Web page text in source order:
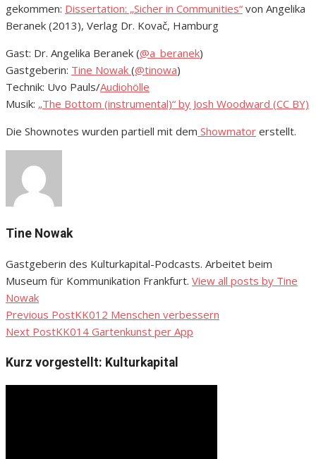
gekommen: Dissertation: „Sicher in Communities“ von Angelika
Beranek (2013), Verlag Dr. Kovač, Hamburg
Gast: Dr. Angelika Beranek (@a_beranek)
Gastgeberin: Tine Nowak (@tinowa)
Technik: Uvo Pauls/Audiohölle
Musik: „The Bottom (instrumental)“ by Josh Woodward (CC BY)
Die Shownotes wurden partiell mit dem Showmator erstellt.
Tine Nowak
Gastgeberin des Kulturkapital-Podcasts. Arbeitet beim
Museum für Kommunikation Frankfurt. View all posts by Tine
Nowak
Beitragsnavigation
Previous PostKK012 Menschen verbessern
Next PostKK014 Gartenkunst per App
Kurz vorgestellt: Kulturkapital